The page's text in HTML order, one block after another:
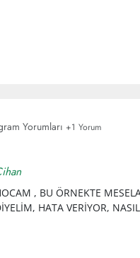
Yorumları +1 Yorum
, BU ÖRNEKTE
HATA VERİYOR,